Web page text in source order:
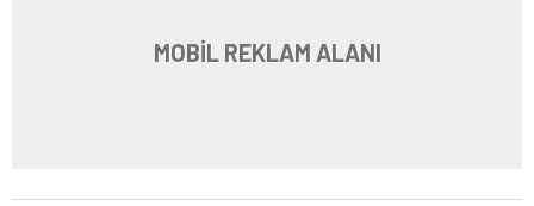
MOBİL REKLAM ALANI